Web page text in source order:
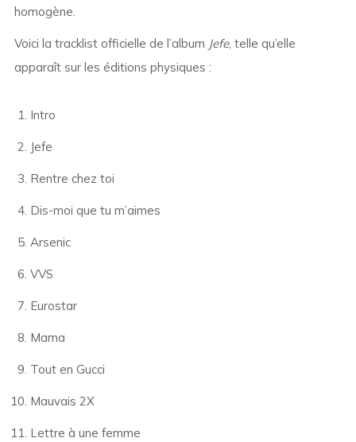
homogène.
Voici la tracklist officielle de l’album Jefe, telle qu’elle
apparaît sur les éditions physiques :
Intro
Jefe
Rentre chez toi
Dis-moi que tu m’aimes
Arsenic
VVS
Eurostar
Mama
Tout en Gucci
Mauvais 2X
Lettre à une femme